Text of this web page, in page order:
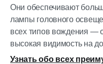
Они обеспечивают
лампы головного
всех типов вождения —
высокая видимость на
Узнать обо всех